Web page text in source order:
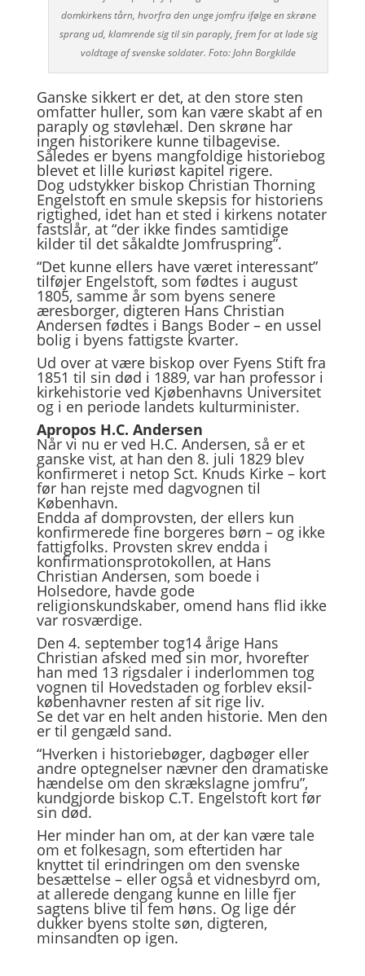
domkirkens tårn, hvorfra den unge jomfru ifølge en skrøne
sprang ud, klamrende sig til sin paraply, frem for at lade sig
voldtage af svenske soldater. Foto: John Borgkilde
Ganske sikkert er det, at den store sten
omfatter huller, som kan være skabt af en
paraply og støvlehæl. Den skrøne har
ingen historikere kunne tilbagevise.
Således er byens mangfoldige historiebog
blevet et lille kuriøst kapitel rigere.
Dog udstykker biskop Christian Thorning
Engelstoft en smule skepsis for historiens
rigtighed, idet han et sted i kirkens notater
fastslår, at “der ikke findes samtidige
kilder til det såkaldte Jomfruspring”.
“Det kunne ellers have været interessant”
tilføjer Engelstoft, som fødtes i august
1805, samme år som byens senere
æresborger, digteren Hans Christian
Andersen fødtes i Bangs Boder – en ussel
bolig i byens fattigste kvarter.
Ud over at være biskop over Fyens Stift fra
1851 til sin død i 1889, var han professor i
kirkehistorie ved Kjøbenhavns Universitet
og i en periode landets kulturminister.
Apropos H.C. Andersen
Når vi nu er ved H.C. Andersen, så er et
ganske vist, at han den 8. juli 1829 blev
konfirmeret i netop Sct. Knuds Kirke – kort
før han rejste med dagvognen til
København.
Endda af domprovsten, der ellers kun
konfirmerede fine borgeres børn – og ikke
fattigfolks. Provsten skrev endda i
konfirmationsprotokollen, at Hans
Christian Andersen, som boede i
Holsedore, havde gode
religionskundskaber, omend hans flid ikke
var rosværdige.
Den 4. september tog14 årige Hans
Christian afsked med sin mor, hvorefter
han med 13 rigsdaler i inderlommen tog
vognen til Hovedstaden og forblev eksil-
københavner resten af sit rige liv.
Se det var en helt anden historie. Men den
er til gengæld sand.
“Hverken i historiebøger, dagbøger eller
andre optegnelser nævner den dramatiske
hændelse om den skrækslagne jomfru”,
kundgjorde biskop C.T. Engelstoft kort før
sin død.
Her minder han om, at der kan være tale
om et folkesagn, som eftertiden har
knyttet til erindringen om den svenske
besættelse – eller også et vidnesbyrd om,
at allerede dengang kunne en lille fjer
sagtens blive til fem høns. Og lige dér
dukker byens stolte søn, digteren,
minsandten op igen.